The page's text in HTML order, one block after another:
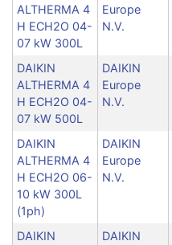
ALTHERMA 4
H ECH2O 04-
07 kW 300L
Europe
N.V.
DAIKIN
ALTHERMA 4
H ECH2O 04-
07 kW 500L
DAIKIN
Europe
N.V.
DAIKIN
ALTHERMA 4
H ECH2O 06-
10 kW 300L
(1ph)
DAIKIN
Europe
N.V.
DAIKIN
DAIKIN